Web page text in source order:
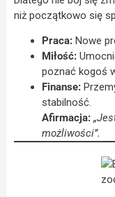
niż początkowo się
Praca: Nowe
Miłość:
poznać kogoś
Finanse:
stabilność.
Afirmacja:
możliwości”.